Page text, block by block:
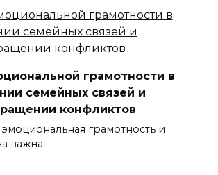
грамотности в
семейных связей и
конфликтов
грамотность и
важна